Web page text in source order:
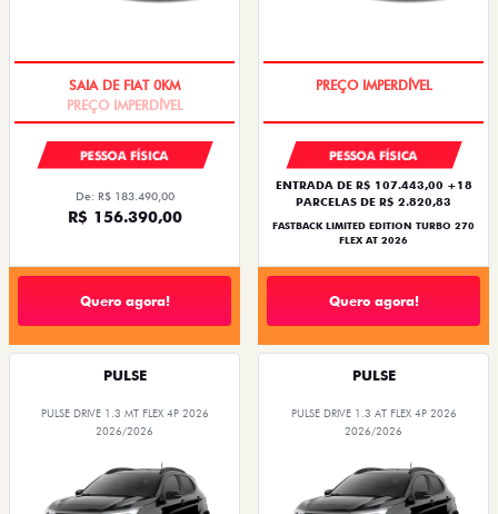
PESSOA FÍSICA
De: R$ 183.490,00
R$ 156.390,00
Quero agora!
COM USADO NA TROCA
PESSOA FÍSICA
ENTRADA DE R$ 107.443,00 +18
PARCELAS DE R$ 2.820,83
FASTBACK LIMITED EDITION TURBO 270
FLEX AT 2026
Quero agora!
PULSE
PULSE DRIVE 1.3 MT FLEX 4P 2026
2026/2026
PULSE
PULSE DRIVE 1.3 AT FLEX 4P 2026
2026/2026